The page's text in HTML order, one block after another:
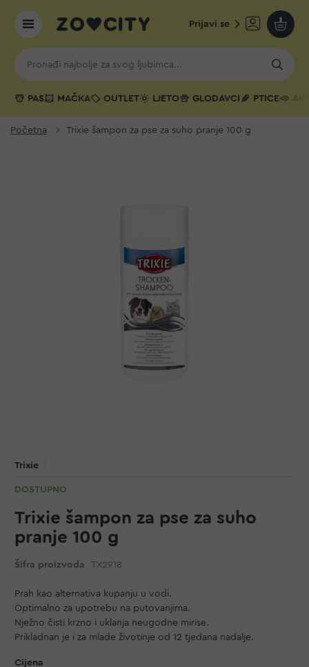
Prijavi se
Moja
PAS MAČKA OUTLET LJETO GLODAVCI PTICE
Početna Trixie šampon za pse za suho pranje 100 g
Trixie
DOSTUPNO
Trixie šampon za pse za suho
pranje 100 g
Šifra proizvoda TX2918
Prah kao alternativa kupanju u vodi.
Optimalno za upotrebu na putovanjima.
Nježno čisti krzno i uklanja neugodne mirise.
Prikladnan je i za mlade životinje od 12 tjedana nadalje.